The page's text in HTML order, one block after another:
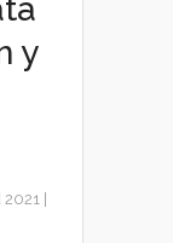
y
2021